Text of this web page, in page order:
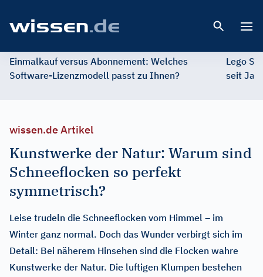
Einmalkauf versus Abonnement: Welches
Software-Lizenzmodell passt zu Ihnen?
Lego
seit
wissen.de Artikel
Kunstwerke der Natur: Warum sind
Schneeflocken so perfekt
symmetrisch?
Leise trudeln die Schneeflocken vom Himmel – im
Winter ganz normal. Doch das Wunder verbirgt sich im
Detail: Bei näherem Hinsehen sind die Flocken wahre
Kunstwerke der Natur. Die luftigen Klumpen bestehen